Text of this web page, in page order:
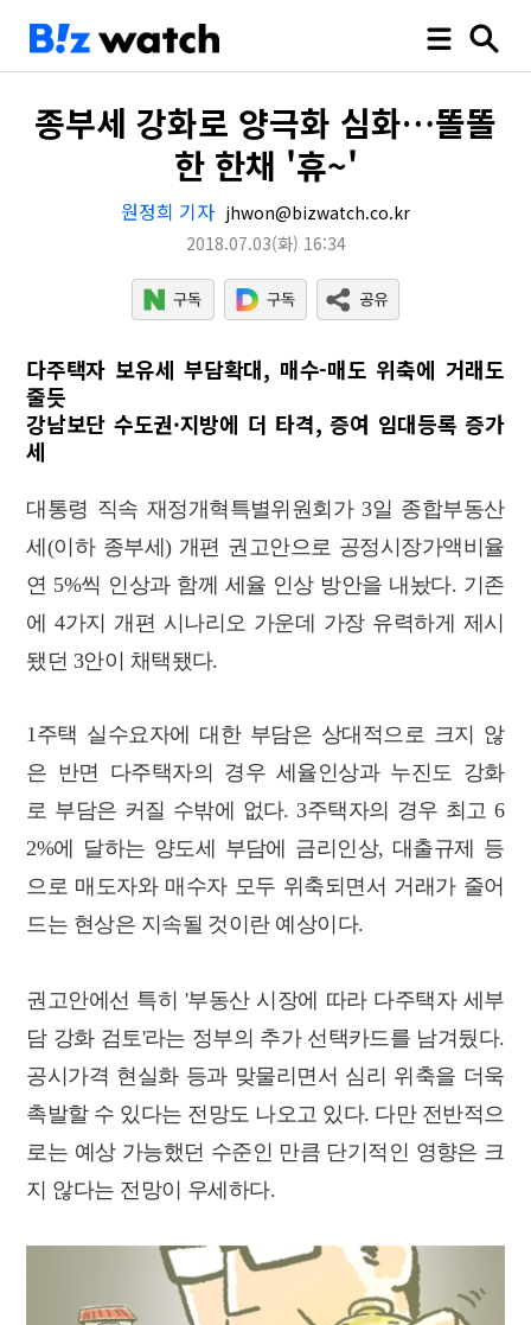
종부세 강화로 양극화 심화…똘똘
한 한채 '휴~'
원정희 기자 jhwon@bizwatch.co.kr
2018.07.03(화) 16:34
다주택자 보유세 부담확대, 매수-매도 위축에 거래도
줄듯
강남보단 수도권·지방에 더 타격, 증여 임대등록 증가
세
대통령 직속 재정개혁특별위원회가 3일 종합부동산
세(이하 종부세) 개편 권고안으로 공정시장가액비율
연 5%씩 인상과 함께 세율 인상 방안을 내놨다. 기존
에 4가지 개편 시나리오 가운데 가장 유력하게 제시
됐던 3안이 채택됐다.
1주택 실수요자에 대한 부담은 상대적으로 크지 않
은 반면 다주택자의 경우 세율인상과 누진도 강화
로 부담은 커질 수밖에 없다. 3주택자의 경우 최고 6
2%에 달하는 양도세 부담에 금리인상, 대출규제 등
으로 매도자와 매수자 모두 위축되면서 거래가 줄어
드는 현상은 지속될 것이란 예상이다.
권고안에선 특히 '부동산 시장에 따라 다주택자 세부
담 강화 검토'라는 정부의 추가 선택카드를 남겨뒀다.
공시가격 현실화 등과 맞물리면서 심리 위축을 더욱
촉발할 수 있다는 전망도 나오고 있다. 다만 전반적으
로는 예상 가능했던 수준인 만큼 단기적인 영향은 크
지 않다는 전망이 우세하다.